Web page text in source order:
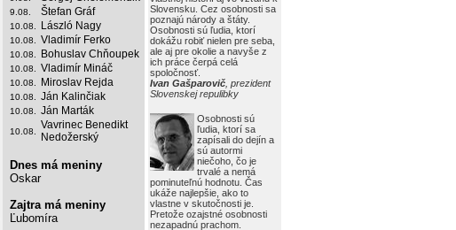
Slovensku. Cez osobnosti sa
poznajú národy a štáty.
Osobnosti sú ľudia, ktorí
dokážu robiť nielen pre seba,
ale aj pre okolie a navyše z
ich práce čerpá celá
spoločnosť.
Ivan Gašparovič , prezident
Slovenskej repulibky
Osobnosti sú
ľudia, ktorí sa
zapísali do dejín a
sú autormi
niečoho, čo je
trvalé a nemá
pominuteľnú hodnotu. Čas
ukáže najlepšie, ako to
vlastne v skutočnosti je.
Pretože ozajstné osobnosti
nezapadnú prachom.
9.08. Štefan Gráf
10.08. László Nagy
10.08. Vladimír Ferko
10.08. Bohuslav Chňoupek
10.08. Vladimír Mináč
10.08. Miroslav Rejda
10.08. Ján Kalinčiak
10.08. Ján Marták
10.08.
Vavrinec Benedikt
Nedožerský
Dnes má meniny
Oskar
Zajtra má meniny
Ľubomíra